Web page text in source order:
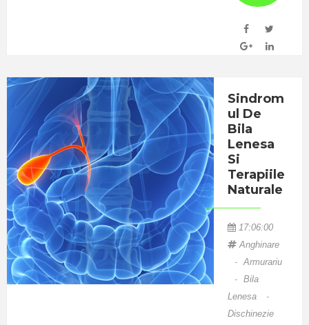
“Impactul
media asupra
dezvoltării
a fost
subiectul
celui de-al
treilea
eveniment
din ciclul
Maratonului
de Sănătate
Secom®,
desfășurat
marți, 5
aprilie, la
Sindrom
Ul De
Bila
Lenesa
Si
Terapiile
Naturale
17:06:00
Anghinare
- Armurariu
- Bila
Lenesa
-
Dischinezie